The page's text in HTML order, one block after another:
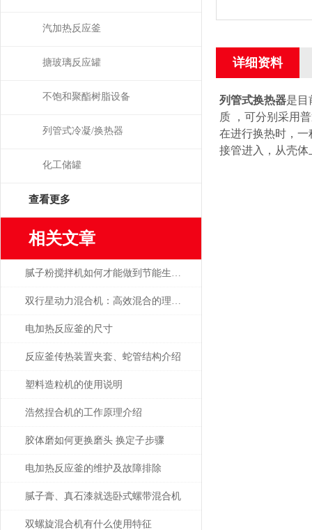
汽加热反应釜
搪玻璃反应罐
不饱和聚酯树脂设备
列管式冷凝/换热器
化工储罐
查看更多
相关文章
腻子粉搅拌机如何才能做到节能生产？
双行星动力混合机：高效混合的理想之选
电加热反应釜的尺寸
反应釜传热装置夹套、蛇管结构介绍
塑料造粒机的使用说明
浩然捏合机的工作原理介绍
胶体磨如何更换磨头 换定子步骤
电加热反应釜的维护及故障排除
腻子膏、真石漆就选卧式螺带混合机
双螺旋混合机有什么使用特征
详细资料
列管式换热器是目
质 ，可分别采用
在进行换热时，
接管进入，从壳